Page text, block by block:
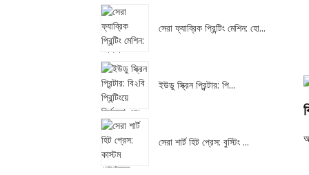
সেরা ফ্যাব্রিক প্রিন্টিং মেশিন: হো...
ইউডু স্ক্রিন প্রিন্টার: পি...
সেরা শার্ট হিট প্রেস: বুস্টিং ...